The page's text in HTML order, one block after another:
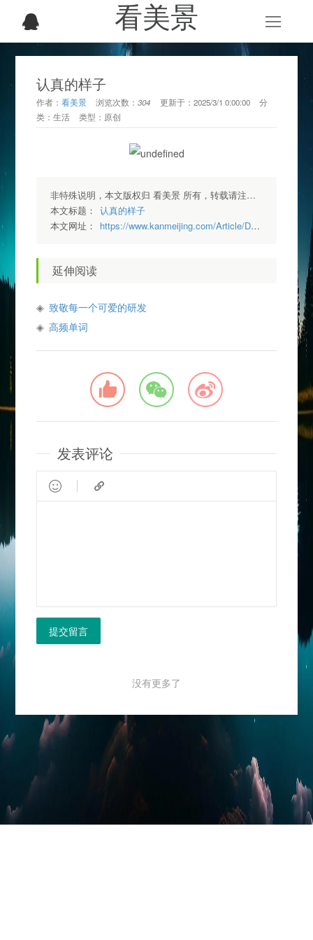
看美景
认真的样子
作者：看美景 浏览次数：304 更新于：2025/3/1 0:00:00
分
类：生活 类型： 原创
非特殊说明，本文版权归 看美景 所有，转载请注明出处.
本文标题：
认真的样子
本文网址：
https://www.kanmeijing.com/Article/Detail/10
延伸阅读
致敬每一个可爱的研发
高频单词
发表评论
 
提交留言
没有更多了